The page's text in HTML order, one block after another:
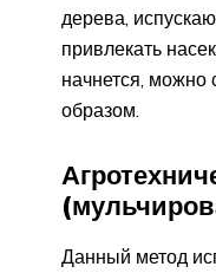
дерева,
привлекать
начнется, можно
образом.
Данный метод